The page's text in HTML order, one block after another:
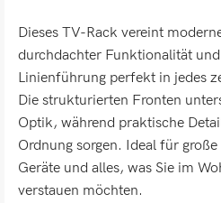
Dieses TV-Rack vereint
durchdachter Funktionalität
Linienführung perfekt in jedes
Die strukturierten Fronten
Optik, während praktische
Ordnung sorgen. Ideal für
Geräte und alles, was Sie im
verstauen möchten.